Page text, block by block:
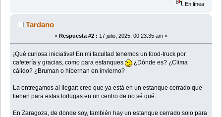
En línea
Tardano
« Respuesta #2 : 17 julio, 2025, 00:23:35 am »
¡Qué curiosa iniciativa! En mi facultad tenemos un food-truck por
cafetería y gracias, como para estanques
¿Dónde es? ¿Clima
cálido? ¿Bruman o hibernan en invierno?
La entregamos al llegar: creo que ya está en un estanque cerrado que
tienen para estas tortugas en un centro de no sé qué.
En Zaragoza, de donde soy, también hay un estanque cerrado solo para